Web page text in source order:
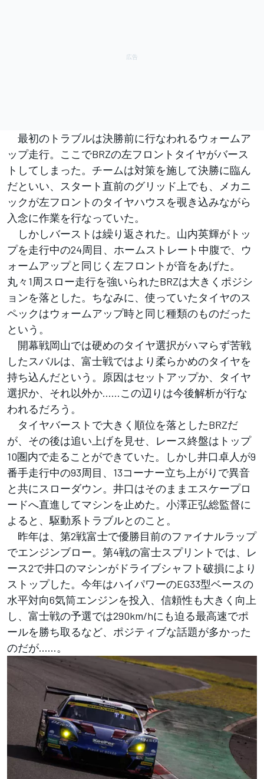
最初のトラブルは決勝前に行なわれるウォームア
ップ走行。ここでBRZの左フロントタイヤがバース
トしてしまった。チームは対策を施して決勝に臨ん
だといい、スタート直前のグリッド上でも、メカニ
ックが左フロントのタイヤハウスを覗き込みながら
入念に作業を行なっていた。
しかしバーストは繰り返された。山内英輝がトッ
プを走行中の24周目、ホームストレート中腹で、ウ
ォームアップと同じく左フロントが音をあげた。
丸々1周スロー走行を強いられたBRZは大きくポジシ
ョンを落とした。ちなみに、使っていたタイヤのス
ペックはウォームアップ時と同じ種類のものだった
という。
開幕戦岡山では硬めのタイヤ選択がハマらず苦戦
したスバルは、富士戦ではより柔らかめのタイヤを
持ち込んだという。原因はセットアップか、タイヤ
選択か、それ以外か……この辺りは今後解析が行な
われるだろう。
タイヤバーストで大きく順位を落としたBRZだ
が、その後は追い上げを見せ、レース終盤はトップ
10圏内で走ることができていた。しかし井口卓人が9
番手走行中の93周目、13コーナー立ち上がりで異音
と共にスローダウン。井口はそのままエスケープロ
ードへ直進してマシンを止めた。小澤正弘総監督に
よると、駆動系トラブルとのこと。
昨年は、第2戦富士で優勝目前のファイナルラップ
でエンジンブロー。第4戦の富士スプリントでは、レ
ース2で井口のマシンがドライブシャフト破損により
ストップした。今年はハイパワーのEG33型ベースの
水平対向6気筒エンジンを投入、信頼性も大きく向上
し、富士戦の予選では290km/hにも迫る最高速でポ
ールを勝ち取るなど、ポジティブな話題が多かった
のだが……。